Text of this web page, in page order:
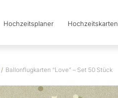
Hochzeitsplaner Hochzeitskarten
/ Ballonflugkarten “Love” – Set 50 Stück